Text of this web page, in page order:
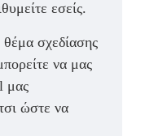
εσείς.
σχεδίασης
να μας
μας
ώστε να